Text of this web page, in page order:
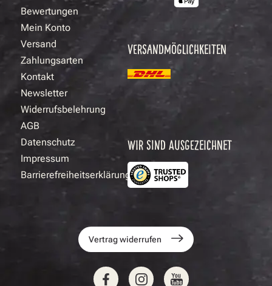
Bewertungen
Mein Konto
Versand
Zahlungsarten
Kontakt
Newsletter
Widerrufsbelehrung
AGB
Datenschutz
Impressum
Barrierefreiheitserklärung
VERSANDMÖGLICHKEITEN
WIR SIND AUSGEZEICHNET
Vertrag widerrufen